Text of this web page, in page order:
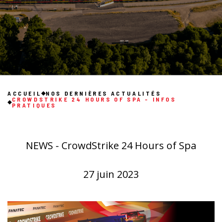
ACCUEIL
NOS DERNIÈRES ACTUALITÉS
CROWDSTRIKE 24 HOURS OF SPA - INFOS
PRATIQUES
NEWS - CrowdStrike 24 Hours of Spa
27 juin 2023